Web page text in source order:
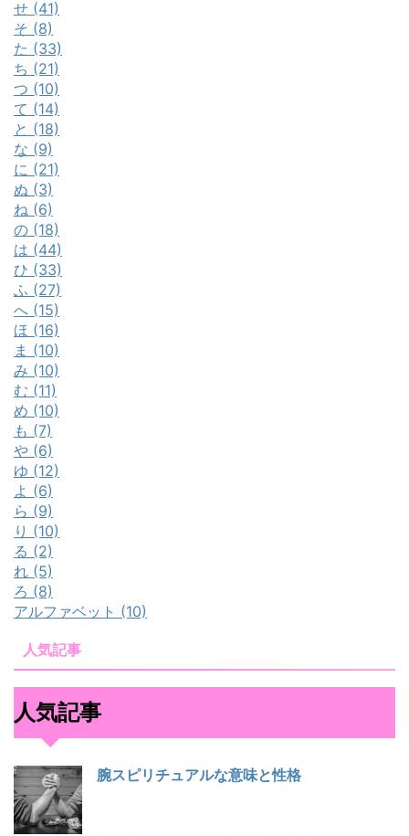
せ (41)
そ (8)
た (33)
ち (21)
つ (10)
て (14)
と (18)
な (9)
に (21)
ぬ (3)
ね (6)
の (18)
は (44)
ひ (33)
ふ (27)
へ (15)
ほ (16)
ま (10)
み (10)
む (11)
め (10)
も (7)
や (6)
ゆ (12)
よ (6)
ら (9)
り (10)
る (2)
れ (5)
ろ (8)
アルファベット (10)
人気記事
人気記事
腕スピリチュアルな意味と性格